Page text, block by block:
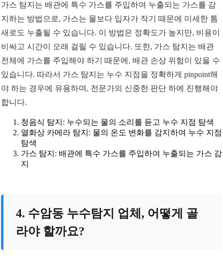
가스 탐지는 배관에 특수 가스를 주입하여 누출되는 가스를 감
지하는 방법으로, 가스는 물보다 입자가 작기 때문에 미세한 틈
새로도 누출될 수 있습니다. 이 방법은 정확도가 높지만, 비용이
비싸고 시간이 오래 걸릴 수 있습니다. 또한, 가스 탐지는 배관
전체에 가스를 주입해야 하기 때문에, 배관 손상 위험이 있을 수
있습니다. 따라서 가스 탐지는 누수 지점을 정확하게 pinpoint해
야 하는 경우에 유용하며, 전문가의 신중한 판단 하에 진행해야
합니다.
청음식 탐지: 누수되는 물의 소리를 듣고 누수 지점 탐색
열화상 카메라 탐지: 물의 온도 변화를 감지하여 누수 지점
탐색
가스 탐지: 배관에 특수 가스를 주입하여 누출되는 가스 감
지
4. 수암동 누수탐지 업체, 어떻게 골
라야 할까요?